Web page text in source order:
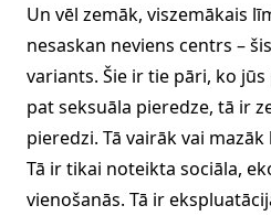
Un vēl zemāk, viszemākais
nesaskan neviens centrs –
variants. Šie ir tie pāri, ko
pat seksuāla pieredze, tā ir
pieredzi. Tā vairāk vai
Tā ir tikai noteikta sociāla,
vienošanās. Tā ir